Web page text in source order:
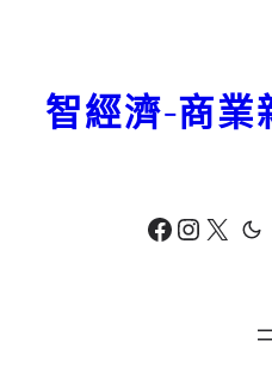
Facebook Instagram X
智經濟-商業